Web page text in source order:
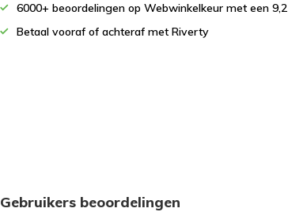
6000+ beoordelingen op Webwinkelkeur met een 9,2
Betaal vooraf of achteraf met Riverty
Gebruikers beoordelingen